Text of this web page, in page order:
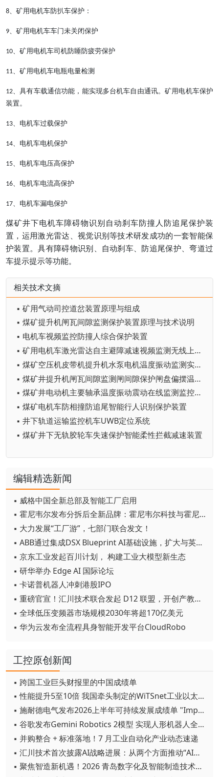
8 、矿用电机车防扒车保护：
9 、矿用电机车车门未关闭保护
10 、矿用电机车司机防睡防疲劳保护
11 、矿用电机车电瓶电量检测
12 、具有车载通信功能，能实现多台机车自由通讯。矿用电机车保护
装置。
13 、电机车过载保护
14 、电机车电机保护
15 、电机车电压高保护
16 、电机车电流高保护
17 、电机车漏电保护
煤矿井下电机车障碍物识别自动刹车防撞人防追尾保护装
置，运用激光雷达、视觉识别等技术研发成功的一套智能保
护装置。具有障碍物识别、自动刹车、防追尾保护、弯道过
车提示提示等功能。
相关技术文摘
▪ 矿用气动司控道岔装置原理与组成
▪ 煤矿提升机闸瓦间隙监测保护装置原理与技术说明
▪ 电机车视频监控防撞人综合保护装置
▪ 矿用电机车激光雷达自主避障减速视频监测无线上传项目解决方案
▪ 煤矿空压机皮带机提升机水泵电机温度振动监测实现原理
▪ 煤矿井提升机闸瓦间隙监测闸间隙保护闸盘偏摆温度检测装置
▪ 煤矿井电动机主要轴承温度振动震动在线监测监控装置
▪ 煤矿电机车防相撞防追尾智能行人识别保护装置
▪ 井下轨道运输监控机车UWB定位系统
▪ 煤矿井下无轨胶轮车失速保护智能柔性拦截减速装置
编辑精选新闻
▪ 威格中国全新总部及智能工厂启用
▪ 霍尼韦尔发布分拆后全新品牌：霍尼韦尔科技与霍尼韦尔航空航天
▪ 大力发展“工厂游”，七部门联合发文！
▪ ABB通过集成DSX Blueprint AI基础设施，扩大与英伟达的合作
▪ 京东工业发起百川计划， 构建工业大模型新生态
▪ 研华举办 Edge AI 国际论坛
▪ 卡诺普机器人冲刺港股IPO
▪ 重磅官宣！汇川技术联合发起 D12 联盟，开创产教融合新范式
▪ 全球低压变频器市场规模2030年将超170亿美元
▪ 华为云发布全流程具身智能开发平台CloudRobo
工控原创新闻
▪ 跨国工业巨头财报里的中国成绩单
▪ 性能提升5至10倍 我国牵头制定的WiTSnet工业以太网国际标准正式发布
▪ 施耐德电气发布2026上半年可持续发展成绩单 "Impact 2030"路线图开局稳健
▪ 谷歌发布Gemini Robotics 2模型 实现人形机器人全身智能控制突破
▪ 并购整合 + 标准落地！7 月工业自动化产业动态速递
▪ 汇川技术首次披露AI战略进展：从两个方面推动“AI业务化”落地
▪ 聚焦智造新机遇！2026 青岛数字化及智能制造技术论坛圆满落幕